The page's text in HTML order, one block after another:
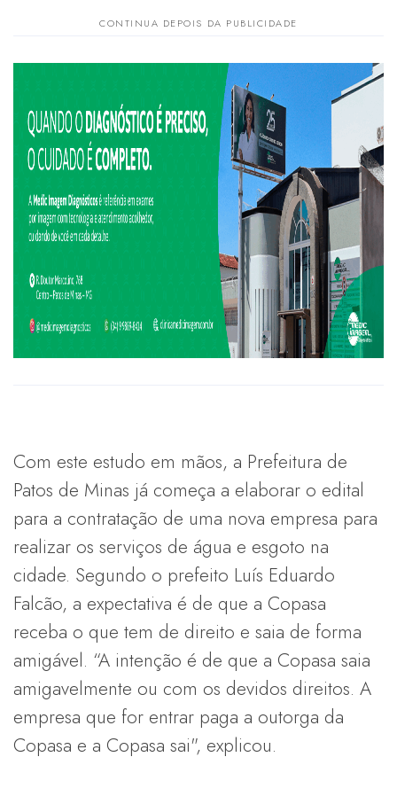
Com este estudo em mãos, a Prefeitura de
Patos de Minas já começa a elaborar o edital
para a contratação de uma nova empresa para
realizar os serviços de água e esgoto na
cidade. Segundo o prefeito Luís Eduardo
Falcão, a expectativa é de que a Copasa
receba o que tem de direito e saia de forma
amigável. “A intenção é de que a Copasa saia
amigavelmente ou com os devidos direitos. A
empresa que for entrar paga a outorga da
Copasa e a Copasa sai", explicou.